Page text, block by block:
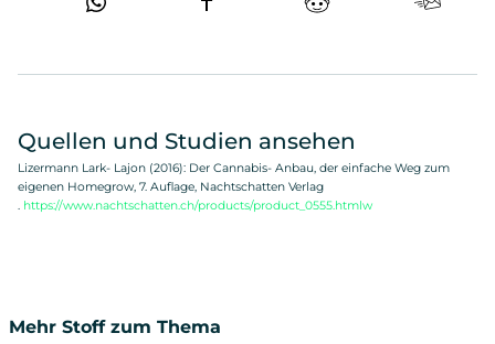
Quellen und Studien ansehen
Lizermann Lark- Lajon (2016): Der Cannabis- Anbau, der einfache Weg zum
eigenen Homegrow, 7. Auflage, Nachtschatten Verlag
. https://www.nachtschatten.ch/products/product_0555.htmlw
Mehr Stoff zum Thema